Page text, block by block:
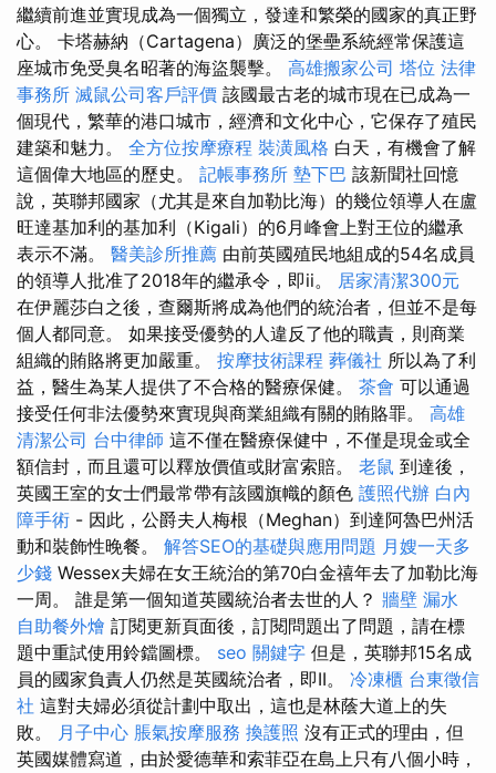
繼續前進並實現成為一個獨立，發達和繁榮的國家的真正野
心。 卡塔赫納（Cartagena）廣泛的堡壘系統經常保護這
座城市免受臭名昭著的海盜襲擊。 高雄搬家公司 塔位 法律
事務所 滅鼠公司客戶評價 該國最古老的城市現在已成為一
個現代，繁華的港口城市，經濟和文化中心，它保存了殖民
建築和魅力。 全方位按摩療程 裝潢風格 白天，有機會了解
這個偉大地區的歷史。 記帳事務所 墊下巴 該新聞社回憶
說，英聯邦國家（尤其是來自加勒比海）的幾位領導人在盧
旺達基加利的基加利（Kigali）的6月峰會上對王位的繼承
表示不滿。 醫美診所推薦 由前英國殖民地組成的54名成員
的領導人批准了2018年的繼承令，即ii。 居家清潔300元
在伊麗莎白之後，查爾斯將成為他們的統治者，但並不是每
個人都同意。 如果接受優勢的人違反了他的職責，則商業
組織的賄賂將更加嚴重。 按摩技術課程 葬儀社 所以為了利
益，醫生為某人提供了不合格的醫療保健。 茶會 可以通過
接受任何非法優勢來實現與商業組織有關的賄賂罪。 高雄
清潔公司 台中律師 這不僅在醫療保健中，不僅是現金或全
額信封，而且還可以釋放價值或財富索賠。 老鼠 到達後，
英國王室的女士們最常帶有該國旗幟的顏色 護照代辦 白內
障手術 - 因此，公爵夫人梅根（Meghan）到達阿魯巴州活
動和裝飾性晚餐。 解答SEO的基礎與應用問題 月嫂一天多
少錢 Wessex夫婦在女王統治的第70白金禧年去了加勒比海
一周。 誰是第一個知道英國統治者去世的人？ 牆壁 漏水
自助餐外燴 訂閱更新頁面後，訂閱問題出了問題，請在標
題中重試使用鈴鐺圖標。 seo 關鍵字 但是，英聯邦15名成
員的國家負責人仍然是英國統治者，即II。 冷凍櫃 台東徵信
社 這對夫婦必須從計劃中取出，這也是林蔭大道上的失
敗。 月子中心 脹氣按摩服務 換護照 沒有正式的理由，但
英國媒體寫道，由於愛德華和索菲亞在島上只有八個小時，